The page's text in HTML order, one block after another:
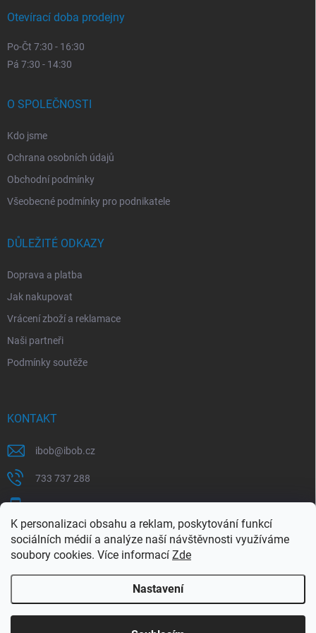
K personalizaci obsahu a reklam, poskytování funkcí
sociálních médií a analýze naší návštěvnosti využíváme
soubory cookies. Více informací Zde
Nastavení
Využijte naší letní akce, kde na Vás čeká spousta
Otevírací doba prodejny
Po-Čt 7:30 - 16:30
Pá 7:30 - 14:30
O SPOLEČNOSTI
Kdo jsme
Ochrana osobních údajů
Obchodní podmínky
Všeobecné podmínky pro podnikatele
DŮLEŽITÉ ODKAZY
Doprava a platba
Jak nakupovat
Vrácení zboží a reklamace
Naši partneři
Podmínky soutěže
KONTAKT
ibob@ibob.cz
733 737 288
607 069 561
Sledujte nás na Facebooku !
ibob_s.r.o/
Copyright 2026ibob s.r.o.. Všechna práva vyhrazena.Upravit nastavení
cookies